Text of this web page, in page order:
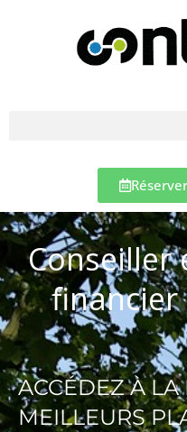
Conseiller
ACCÉDEZ À LA
MEILLEURS